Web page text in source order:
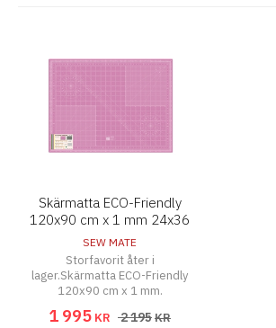
Skärmatta ECO-Friendly
120x90 cm x 1 mm 24x36
inch
SEW MATE
Storfavorit åter i
lager.Skärmatta ECO-Friendly
120x90 cm x 1 mm.
1 995 KR 2 195KR